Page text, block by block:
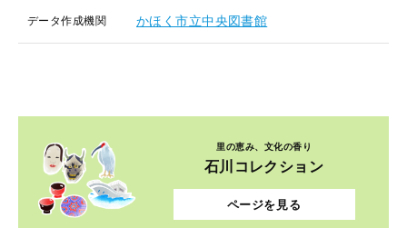
データ作成機関 かほく市立中央図書館
里の恵み、文化の香り
石川コレクション
ページを見る